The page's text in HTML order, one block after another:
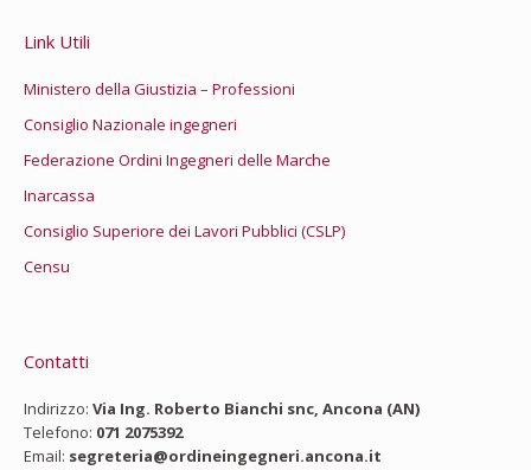
Link Utili
Ministero della Giustizia – Professioni
Consiglio Nazionale ingegneri
Federazione Ordini Ingegneri delle Marche
Inarcassa
Consiglio Superiore dei Lavori Pubblici (CSLP)
Censu
Contatti
Indirizzo: Via Ing. Roberto Bianchi snc, Ancona (AN)
Telefono: 071 2075392
Email: segreteria@ordineingegneri.ancona.it